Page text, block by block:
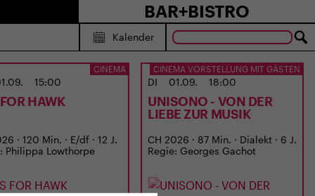
BAR+BISTRO
Kalender
CINEMA
15:00
HAWK
· 120 Min. · E/df · 12 J.
Philippa Lowthorpe
CINEMA VORSTELLUNG MIT GÄSTEN
DI 01.09. 18:00
UNISONO - VON DER
LIEBE ZUR MUSIK
CH 2026 · 87 Min. · Dialekt · 6 J.
Regie: Georges Gachot